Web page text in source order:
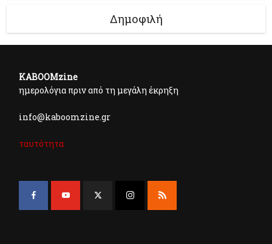
Δημοφιλή
KABOOMzine
ημερολόγια πριν από τη μεγάλη έκρηξη
info@kaboomzine.gr
ταυτότητα